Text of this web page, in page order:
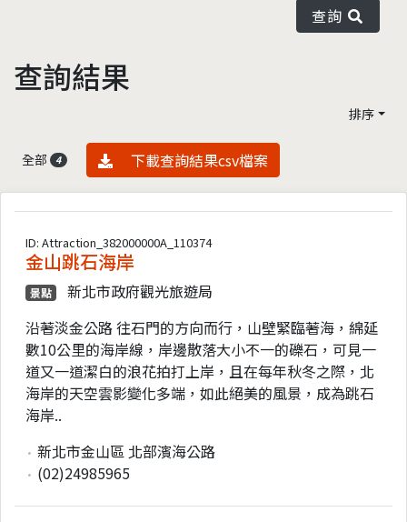
查詢
查詢結果
排序
全部 4 資料下載
下載查詢結果csv檔案
ID: Attraction_382000000A_110374
金山跳石海岸
景點
新北市政府觀光旅遊局
沿著淡金公路 往石門的方向而行，山壁緊臨著海，綿延
數10公里的海岸線，岸邊散落大小不一的礫石，可見一
道又一道潔白的浪花拍打上岸，且在每年秋冬之際，北
海岸的天空雲影變化多端，如此絕美的風景，成為跳石
海岸..
新北市金山區 北部濱海公路
(02)24985965